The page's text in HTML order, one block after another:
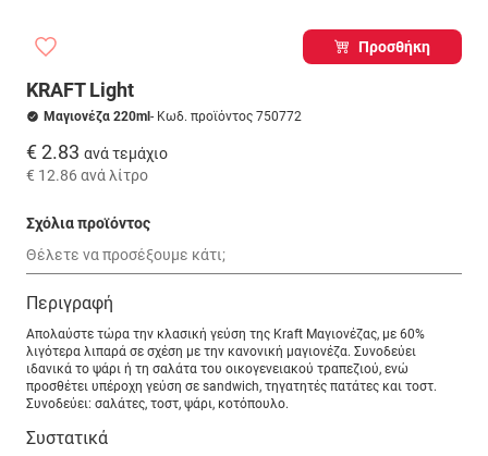
Προσθήκη
KRAFT Light
Μαγιονέζα 220ml - Κωδ. προϊόντος 750772
€ 2.83 ανά τεμάχιο
€ 12.86 ανά λίτρο
Σχόλια προϊόντος
Περιγραφή
Απολαύστε τώρα την κλασική γεύση της Kraft Μαγιονέζας, με 60%
λιγότερα λιπαρά σε σχέση με την κανονική μαγιονέζα. Συνοδεύει
ιδανικά το ψάρι ή τη σαλάτα του οικογενειακού τραπεζιού, ενώ
προσθέτει υπέροχη γεύση σε sandwich, τηγατητές πατάτες και τοστ.
Συνοδεύει: σαλάτες, τοστ, ψάρι, κοτόπουλο.
Συστατικά